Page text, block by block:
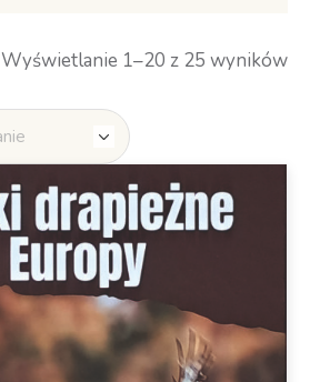
Wyświetlanie 1–20 z 25 wyników